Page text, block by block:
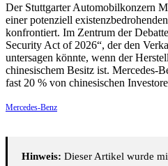
Der Stuttgarter Automobilkonzern
einer potenziell
konfrontiert. Im Zentrum der
Security Act of 2026“, der den
untersagen könnte, wenn der
chinesischem Besitz ist. Mercedes-
fast 20 % von chinesischen
Mercedes-Benz
Hinweis: Dieser Artikel wurde